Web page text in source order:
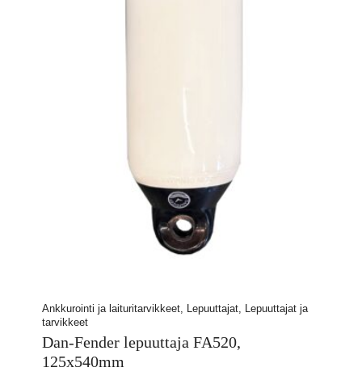
Ankkurointi ja laituritarvikkeet, Lepuuttajat, Lepuuttajat ja
tarvikkeet
Dan-Fender lepuuttaja FA520,
125x540mm